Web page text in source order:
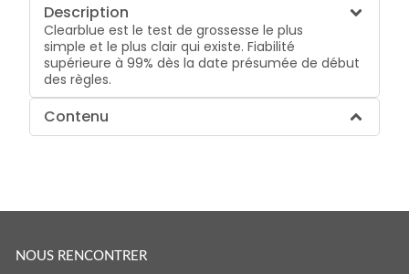
Description
Clearblue est le test de grossesse le plus
simple et le plus clair qui existe. Fiabilité
supérieure à 99% dès la date présumée de début
des règles.
Contenu
NOUS RENCONTRER